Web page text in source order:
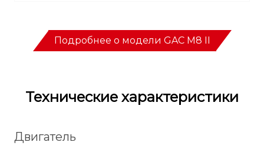
Подробнее о модели GAC M8 II
Технические характеристики
Двигатель